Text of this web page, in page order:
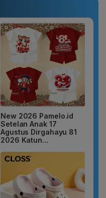
New 2026 Pamelo.id
Setelan Anak 17
Agustus Dirgahayu 81
2026 Katun...